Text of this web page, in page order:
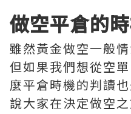
做空平倉的
雖然黃金做空一般
但如果我們想從空
麼平倉時機的判讀
說大家在決定做空